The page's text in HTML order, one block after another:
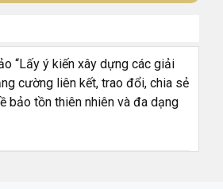
“Lấy ý kiến xây dựng các giải
cường liên kết, trao đổi, chia sẻ
bảo tồn thiên nhiên và đa dạng